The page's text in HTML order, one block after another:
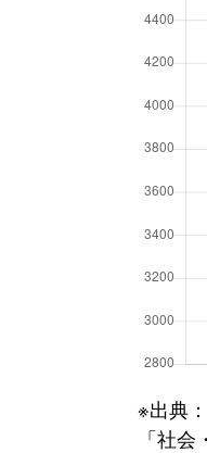
※出典：
「社